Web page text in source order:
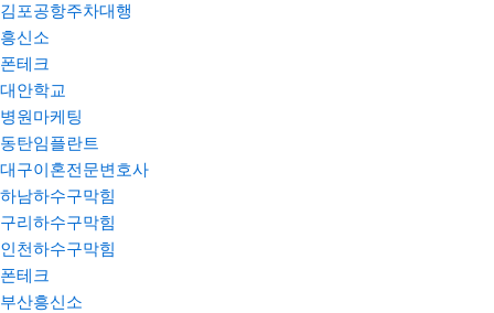
김포공항주차대행
흥신소
폰테크
대안학교
병원마케팅
동탄임플란트
대구이혼전문변호사
하남하수구막힘
구리하수구막힘
인천하수구막힘
폰테크
부산흥신소